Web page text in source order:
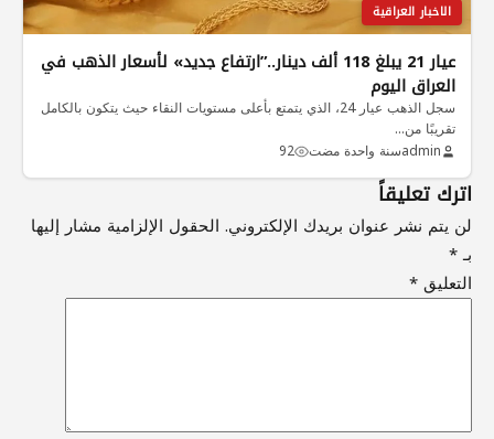
الاخبار العراقية
عيار 21 يبلغ 118 ألف دينار..”ارتفاع جديد» لأسعار الذهب في
العراق اليوم
سجل الذهب عيار 24، الذي يتمتع بأعلى مستويات النقاء حيث يتكون بالكامل
تقريبًا من…
adminسنة واحدة مضت 92
اترك تعليقاً
لن يتم نشر عنوان بريدك الإلكتروني. الحقول الإلزامية مشار إليها
بـ*
التعليق*